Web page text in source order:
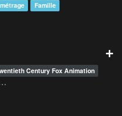
Famille
Century Fox Animation